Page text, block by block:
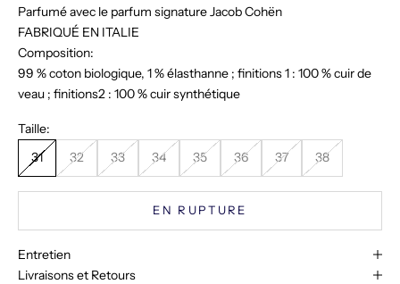
Parfumé avec le parfum signature Jacob Cohën
FABRIQUÉ EN ITALIE
Composition:
99 % coton biologique, 1 % élasthanne ; finitions 1 : 100 % cuir de
veau ; finitions2 : 100 % cuir synthétique
Taille:
31
32 33 34 35 36 37 38
EN RUPTURE
Entretien
Livraisons et Retours